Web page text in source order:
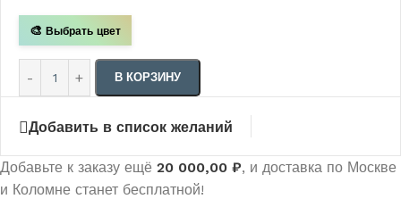
🎨 Выбрать цвет
В КОРЗИНУ
Добавить в список желаний
Добавьте к заказу ещё 20 000,00 ₽, и доставка по Москве
и Коломне станет бесплатной!